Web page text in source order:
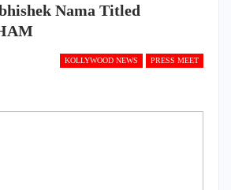
Nama Titled
KOLLYWOOD NEWS PRESS MEET